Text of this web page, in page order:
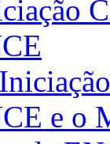
e o